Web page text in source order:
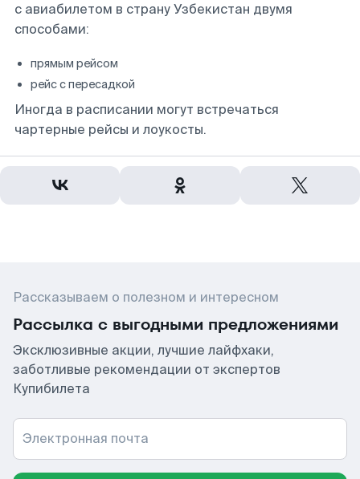
с авиабилетом в страну Узбекистан двумя
способами:
прямым рейсом
рейс с пересадкой
Иногда в расписании могут встречаться
чартерные рейсы и лоукосты.
Рассказываем о полезном и интересном
Рассылка с выгодными предложениями
Эксклюзивные акции, лучшие лайфхаки,
заботливые рекомендации от экспертов
Купибилета
Электронная почта